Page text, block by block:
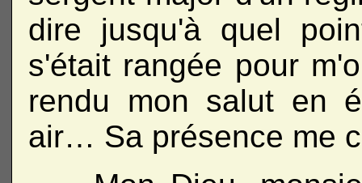
dire jusqu'à quel
s'était rangée pour
rendu mon salut en
air… Sa présence me